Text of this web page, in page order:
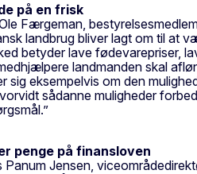
på en frisk
Færgeman,
landbrug bliver lagt om til
betyder lave fødevarepriser,
landmanden skal
sig eksempelvis om den
sådanne muligheder
penge på finansloven
Jensen,